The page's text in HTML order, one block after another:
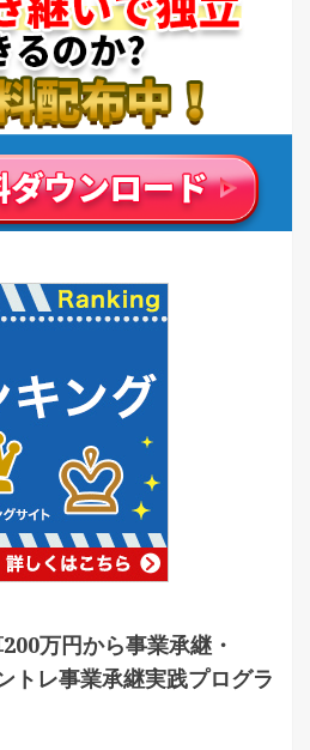
万円から事業承継・
トレ事業承継実践プログラ